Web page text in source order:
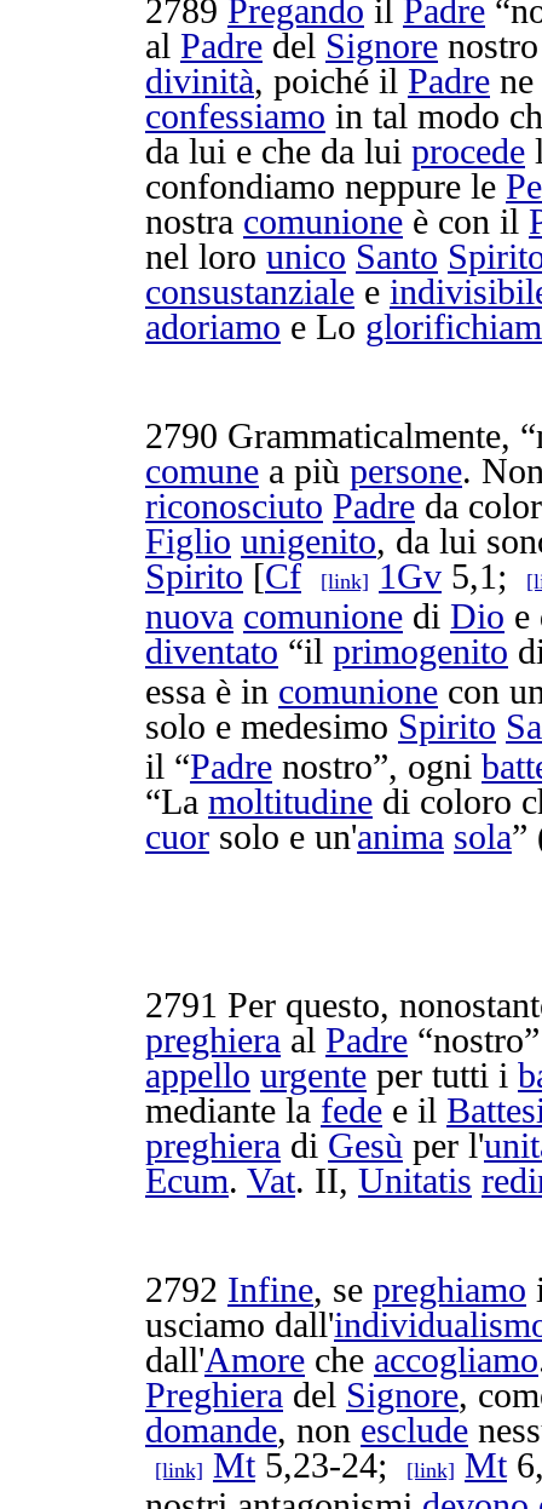
2789 Pregando il Padre
al Padre del Signore
divinità, poiché il Padre
confessiamo in tal modo
da lui e che da lui procede
confondiamo neppure le
nostra comunione è con il
nel loro unico Santo
consustanziale e
adoriamo e Lo
2790 Grammaticalmente,
comune a più persone.
riconosciuto Padre da
Figlio unigenito, da lui
Spirito [Cf [link] 1Gv 5,1;
nuova comunione di Dio
diventato “il primogenito
essa è in comunione con
solo e medesimo Spirito
il “Padre nostro”, ogni
“La moltitudine di coloro
cuor solo e un'anima sola
2791 Per questo,
preghiera al Padre
appello urgente per tutti i
mediante la fede e il
preghiera di Gesù per l'
Ecum. Vat. II, Unitatis
2792 Infine, se preghiamo
usciamo dall'
dall'Amore che accogliamo
Preghiera del Signore,
domande, non esclude
[link] Mt5,23-24; [link] Mt